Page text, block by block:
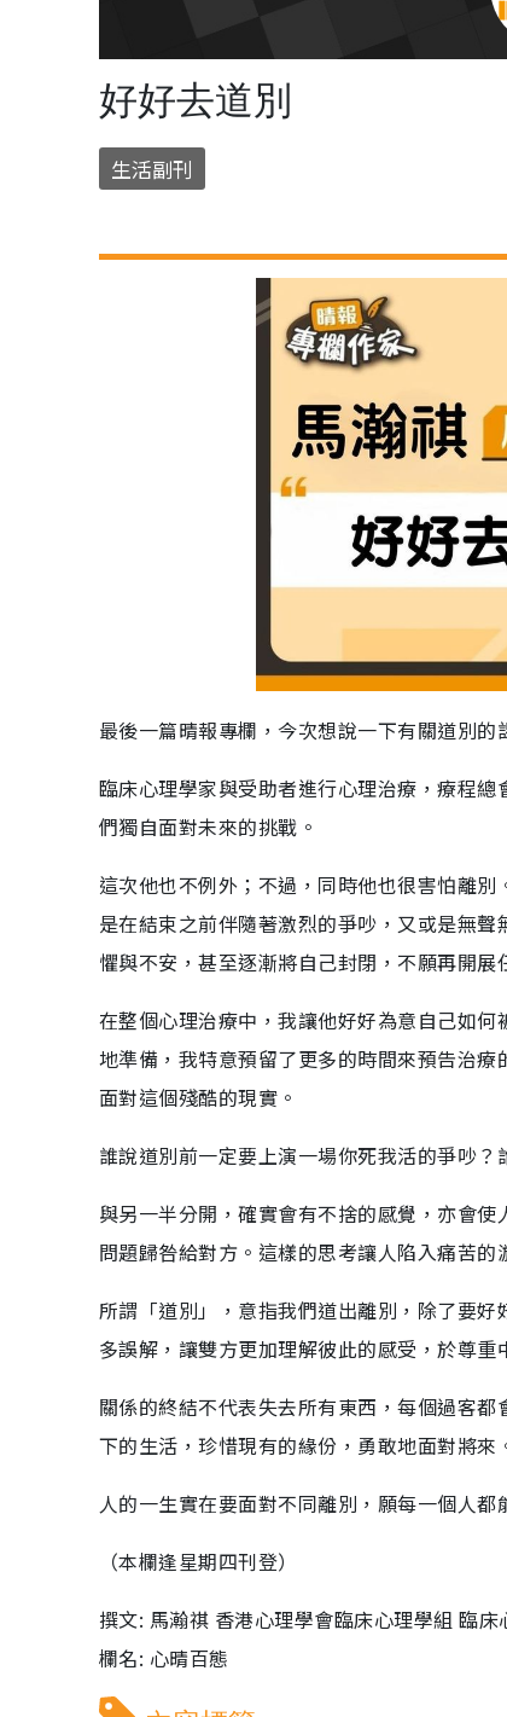
好好去道別
生活副刊
最後一篇晴報專欄，今次想說一下有關道別的
臨床心理學家與受助者進行心理治療，療程
們獨自面對未來的挑戰。
這次他也不例外；不過，同時他也很害怕離
是在結束之前伴隨著激烈的爭吵，又或是無
懼與不安，甚至逐漸將自己封閉，不願再開展
在整個心理治療中，我讓他好好為意自己如
地準備，我特意預留了更多的時間來預告治
面對這個殘酷的現實。
誰說道別前一定要上演一場你死我活的爭吵？
與另一半分開，確實會有不捨的感覺，亦會
問題歸咎給對方。這樣的思考讓人陷入痛苦的
所謂「道別」，意指我們道出離別，除了要
多誤解，讓雙方更加理解彼此的感受，於尊重
關係的終結不代表失去所有東西，每個過客
下的生活，珍惜現有的緣份，勇敢地面對將來
人的一生實在要面對不同離別，願每一個人都
（本欄逢星期四刊登）
撰文: 馬瀚祺 香港心理學會臨床心理學組 臨床
欄名: 心晴百態